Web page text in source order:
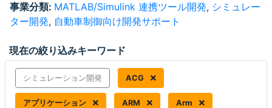
事業分類: MATLAB/Simulink 連携ツール開発, シミュレー
ター開発, 自動車制御向け開発サポート
現在の絞り込みキーワード
シミュレーション開発 ACG
アプリケーション ARM Arm